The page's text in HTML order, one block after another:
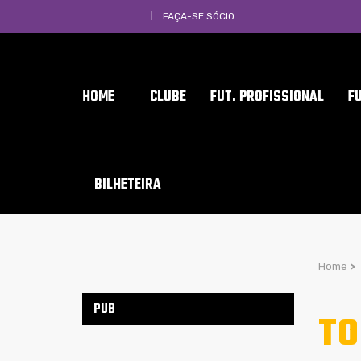
FAÇA-SE SÓCIO
HOME CLUBE FUT. PROFISSIONAL
BILHETEIRA
Home >
PUB